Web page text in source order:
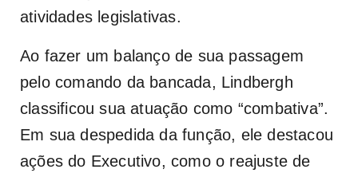
atividades legislativas.
Ao fazer um balanço de sua passagem
pelo comando da bancada, Lindbergh
classificou sua atuação como “combativa”.
Em sua despedida da função, ele destacou
ações do Executivo, como o reajuste de